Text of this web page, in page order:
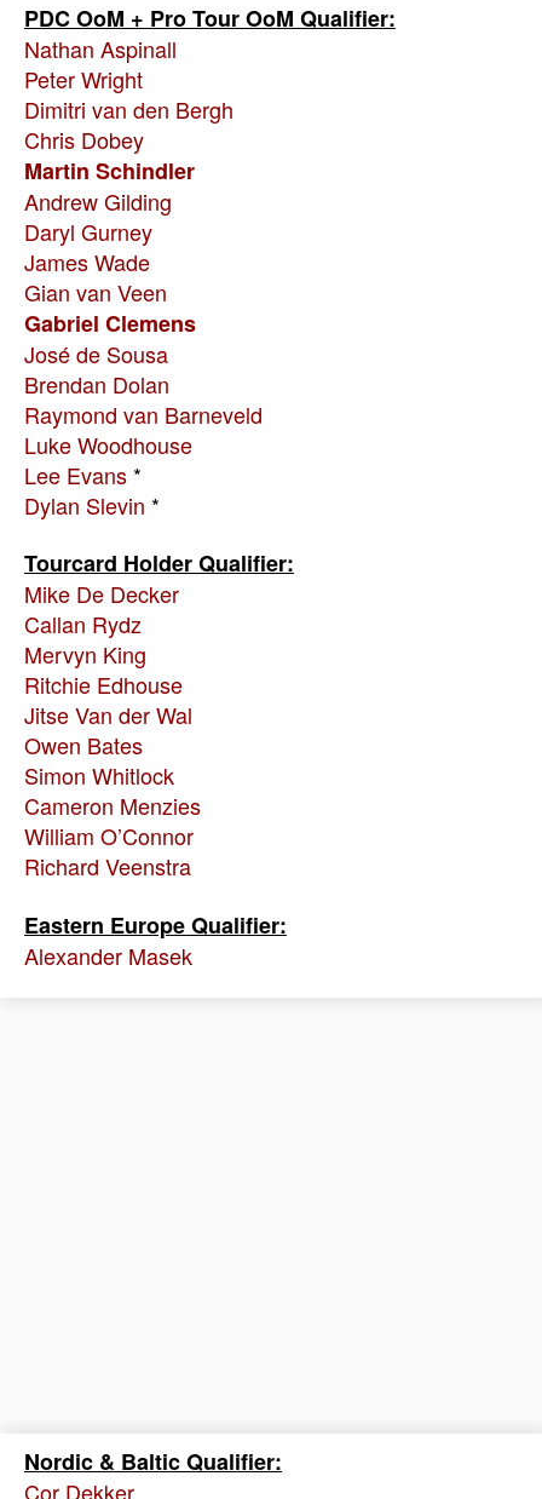
PDC OoM + Pro Tour OoM Qualifier:
Nathan Aspinall
Peter Wright
Dimitri van den Bergh
Chris Dobey
Martin Schindler
Andrew Gilding
Daryl Gurney
James Wade
Gian van Veen
Gabriel Clemens
José de Sousa
Brendan Dolan
Raymond van Barneveld
Luke Woodhouse
Lee Evans *
Dylan Slevin *
Tourcard Holder Qualifier:
Mike De Decker
Callan Rydz
Mervyn King
Ritchie Edhouse
Jitse Van der Wal
Owen Bates
Simon Whitlock
Cameron Menzies
William O’Connor
Richard Veenstra
Eastern Europe Qualifier:
Alexander Masek
Nordic & Baltic Qualifier:
Cor Dekker